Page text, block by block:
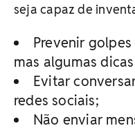
seja capaz de
Prevenir
mas algumas
Evitar
redes sociais;
Não enviar